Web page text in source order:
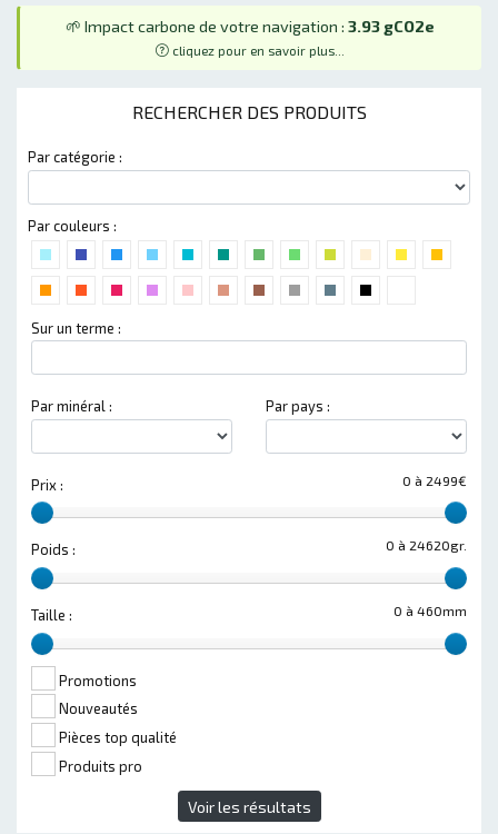
🌱 Impact carbone de votre navigation : 3.93 gCO2e
cliquez pour en savoir plus...
RECHERCHER DES PRODUITS
Par catégorie :
Par couleurs :
Sur un terme :
Par minéral : Par pays :
0 à 2499€
Prix :
0 à 24620gr.
Poids :
0 à 460mm
Taille :
Promotions
Nouveautés
Pièces top qualité
Produits pro
Voir les résultats